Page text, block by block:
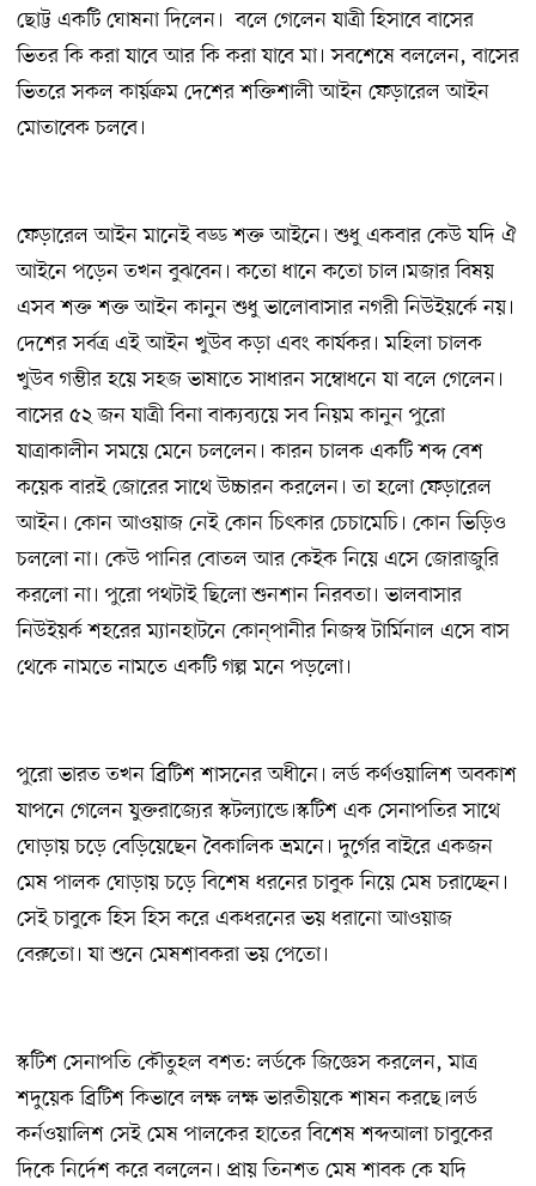
ছোট্ট একটি ঘোষনা দিলেন। বলে গেলেন যাত্রী হিসাবে বাসের
ভিতর কি করা যাবে আর কি করা যাবে মা। সবশেষে বললেন, বাসের
ভিতরে সকল কার্য়ক্রম দেশের শক্তিশালী আইন ফেড়ারেল আইন
মোতাবেক চলবে।
ফেড়ারেল আইন মানেই বড্ড শক্ত আইনে। শুধু একবার কেউ যদি ঐ
আইনে পড়েন তখন বুঝবেন। কতো ধানে কতো চাল।মজার বিষয়
এসব শক্ত শক্ত আইন কানুন শুধু ভালোবাসার নগরী নিউইয়র্কে নয়।
দেশের সর্বত্র এই আইন খুউব কড়া এবং কার্যকর। মহিলা চালক
খুউব গম্ভীর হয়ে সহজ ভাষাতে সাধারন সম্বোধনে যা বলে গেলেন।
বাসের ৫২ জন যাত্রী বিনা বাক্যব্যয়ে সব নিয়ম কানুন পুরো
যাত্রাকালীন সময়ে মেনে চললেন। কারন চালক একটি শব্দ বেশ
কয়েক বারই জোরের সাথে উচ্চারন করলেন। তা হলো ফেড়ারেল
আইন। কোন আওয়াজ নেই কোন চিৎকার চেচামেচি। কোন ভিড়িও
চললো না। কেউ পানির বোতল আর কেইক নিয়ে এসে জোরাজুরি
করলো না। পুরো পথটাই ছিলো শুনশান নিরবতা। ভালবাসার
নিউইয়র্ক শহরের ম্যানহাটনে কোন্পানীর নিজস্ব টার্মিনাল এসে বাস
থেকে নামতে নামতে একটি গল্প মনে পড়লো।
পুরো ভারত তখন ব্রিটিশ শাসনের অধীনে। লর্ড কর্ণওয়ালিশ অবকাশ
যাপনে গেলেন যুক্তরাজ্যের স্কটল্যান্ডে।স্কটিশ এক সেনাপতির সাথে
ঘোড়ায় চড়ে বেড়িয়েছেন বৈকালিক ভ্রমনে। দুর্গের বাইরে একজন
মেষ পালক ঘোড়ায় চড়ে বিশেষ ধরনের চাবুক নিয়ে মেষ চরাচ্ছেন।
সেই চাবুকে হিস হিস করে একধরনের ভয় ধরানো আওয়াজ
বেরুতো। যা শুনে মেষশাবকরা ভয় পেতো।
স্কটিশ সেনাপতি কৌতুহল বশত: লর্ডকে জিজ্ঞেস করলেন, মাত্র
শদুয়েক ব্রিটিশ কিভাবে লক্ষ লক্ষ ভারতীয়কে শাষন করছে।লর্ড
কর্নওয়ালিশ সেই মেষ পালকের হাতের বিশেষ শব্দআলা চাবুকের
দিকে নির্দেশ করে বললেন। প্রায় তিনশত মেষ শাবক কে যদি